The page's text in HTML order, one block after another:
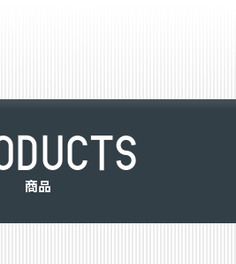
DUCTS
商品